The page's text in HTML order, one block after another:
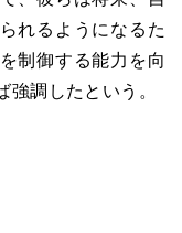
れるようになるた
制御する能力を向
強調したという。